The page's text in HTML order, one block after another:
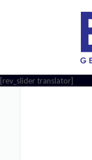
[rev_slider translator]